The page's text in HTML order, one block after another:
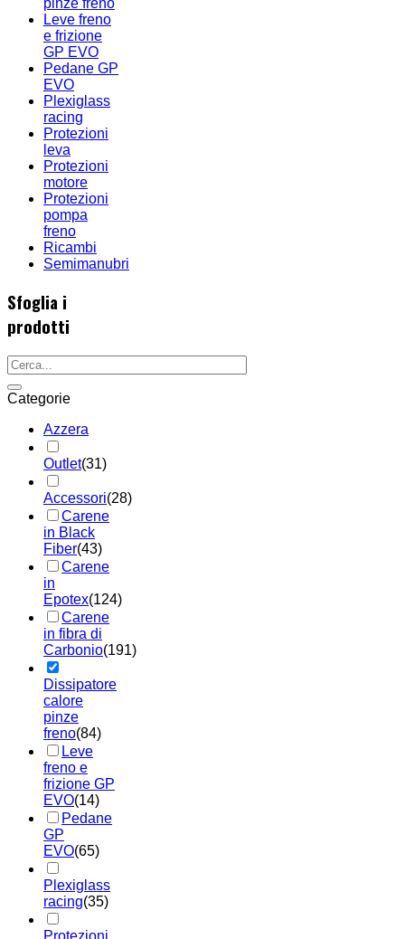
pinze freno
Leve freno
e frizione
GP EVO
Pedane GP
EVO
Plexiglass
racing
Protezioni
leva
Protezioni
motore
Protezioni
pompa
freno
Ricambi
Semimanubri
Sfoglia i
prodotti
Categorie
Azzera
Outlet(31)
Accessori(28)
Carene
in Black
Fiber(43)
Carene
in
Epotex(124)
Carene
in fibra di
Carbonio(191)
Dissipatore
calore
pinze
freno(84)
Leve
freno e
frizione GP
EVO(14)
Pedane
GP
EVO(65)
Plexiglass
racing(35)
Protezioni